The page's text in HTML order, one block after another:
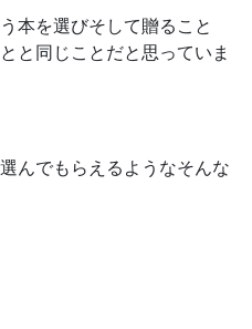
本を選びそして贈ること
と同じことだと思っていま
んでもらえるようなそんな